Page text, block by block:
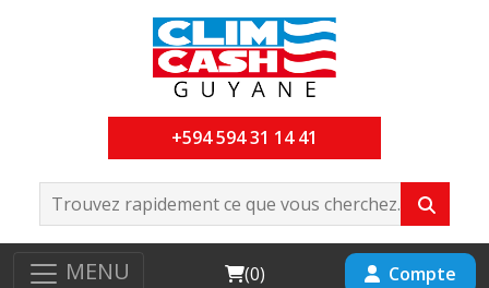
+594 594 31 14 41
MENU Cart
(0) Compte